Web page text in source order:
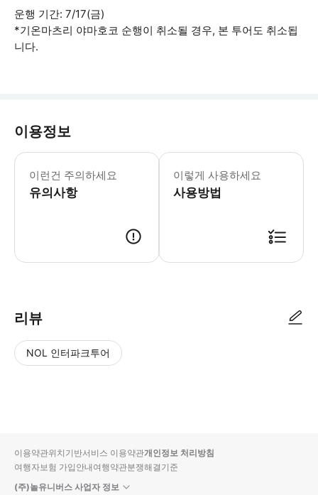
운행 기간: 7/17(금)
*기온마츠리 야마호코 순행이 취소될 경우, 본 투어도 취소됩
니다.
이용정보
이런건 주의하세요
유의사항
탑승 전에 반드시 승강장 안내소 창구
이렇게 사용하세요
사용방법
리뷰
NOL 인터파크투어
입니
다.
순
상
이용약관위치기반서비스 이용약관개인정보 처리방침
여행자보험 가입안내여행약관분쟁해결기준
(주)놀유니버스 사업자 정보